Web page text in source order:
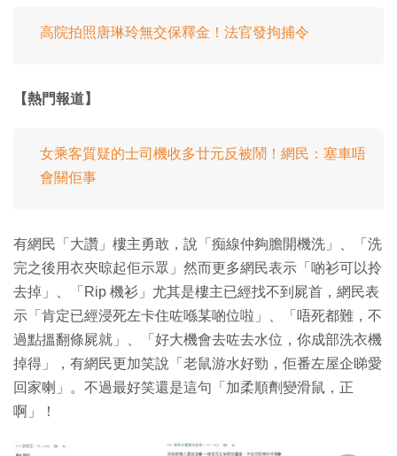
高院拍照唐琳玲無交保釋金！法官發拘捕令
【熱門報道】
女乘客質疑的士司機收多廿元反被鬧！網民：塞車唔
會關佢事
有網民「大讚」樓主勇敢，說「痴線仲夠膽開機洗」、「洗
完之後用衣夾晾起佢示眾」然而更多網民表示「啲衫可以拎
去掉」、「Rip 機衫」尤其是樓主已經找不到屍首，網民表
示「肯定已經浸死左卡住咗喺某啲位啦」、「唔死都難，不
過點搵翻條屍就」、「好大機會去咗去水位，你成部洗衣機
掉得」，有網民更加笑說「老鼠游水好勁，佢番左屋企睇愛
回家喇」。不過最好笑還是這句「加柔順劑變滑鼠，正
啊」！